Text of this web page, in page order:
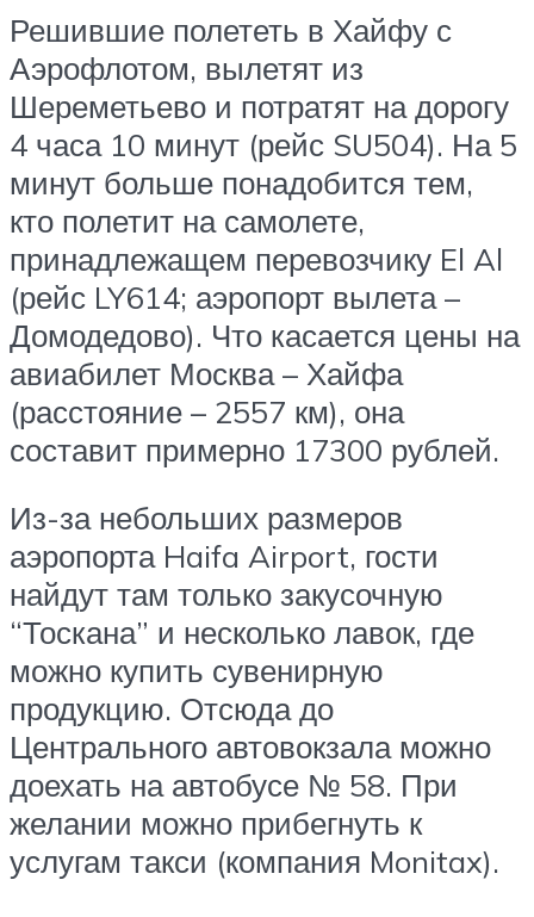
Решившие полететь в Хайфу с
Аэрофлотом, вылетят из
Шереметьево и потратят на дорогу
4 часа 10 минут (рейс SU504). На 5
минут больше понадобится тем,
кто полетит на самолете,
принадлежащем перевозчику El Al
(рейс LY614; аэропорт вылета –
Домодедово). Что касается цены на
авиабилет Москва – Хайфа
(расстояние – 2557 км), она
составит примерно 17300 рублей.
Из-за небольших размеров
аэропорта Haifa Airport, гости
найдут там только закусочную
“Тоскана” и несколько лавок, где
можно купить сувенирную
продукцию. Отсюда до
Центрального автовокзала можно
доехать на автобусе № 58. При
желании можно прибегнуть к
услугам такси (компания Monitax).